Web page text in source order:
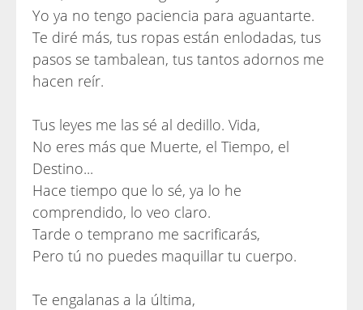
Yo ya no tengo paciencia para aguantarte.
Te diré más, tus ropas están enlodadas, tus
pasos se tambalean, tus tantos adornos me
hacen reír.
Tus leyes me las sé al dedillo. Vida,
No eres más que Muerte, el Tiempo, el
Destino...
Hace tiempo que lo sé, ya lo he
comprendido, lo veo claro.
Tarde o temprano me sacrificarás,
Pero tú no puedes maquillar tu cuerpo.
Te engalanas a la última,